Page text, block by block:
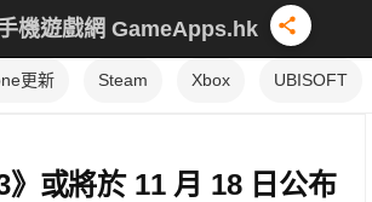
機遊戲網 GameApps.hk
更新 Steam Xbox UBISOFT
》或將於 11 月 18 日公布